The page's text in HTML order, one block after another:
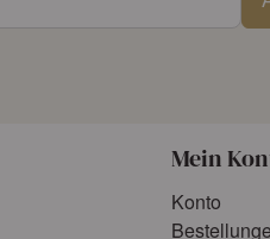
Mein
Konto